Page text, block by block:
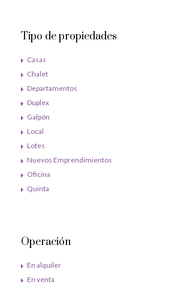
Tipo de propiedades
Casas
Chalet
Departamentos
Duplex
Galpón
Local
Lotes
Nuevos Emprendimientos
Oficina
Quinta
Operación
En alquiler
En venta